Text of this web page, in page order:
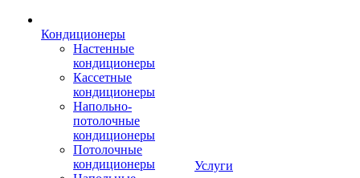
Кондиционеры
Настенные
кондиционеры
Кассетные
кондиционеры
Напольно-
потолочные
кондиционеры
Потолочные
кондиционеры
Услуги